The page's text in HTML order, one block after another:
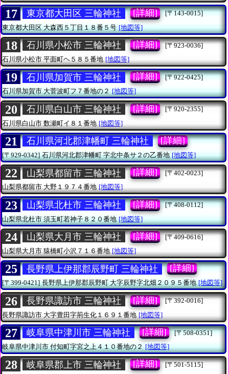
17 東京都大田区 三輪神社 [詳細]
[〒143-0015]
東京都大田区大森西５丁目１８番５号 [地図等]
18 石川県小松市 三輪神社 [詳細]
[〒923-0036]
石川県小松市 平面町ヘ５８５番地 [地図等]
19 石川県加賀市 三輪神社 [詳細]
[〒922-0425]
石川県加賀市大菅波町フ７番地の２ [地図等]
20 石川県白山市 三輪神社 [詳細]
[〒920-2355]
石川県白山市 数瀬町イ８１番地 [地図等]
21 石川県河北郡津幡町 三輪神社 [詳細]
[〒929-0342] 石川県河北郡津幡町字北中条サ２の乙番地 [地図等]
22 山梨県都留市 三輪神社 [詳細]
[〒402-0023]
山梨県都留市大野１９７４番地 [地図等]
23 山梨県北杜市 三輪神社 [詳細]
[〒408-0112]
山梨県北杜市須玉町若神子８２０番地 [地図等]
24 山梨県大月市 三輪神社 [詳細]
[〒409-0616]
山梨県大月市 猿橋町小沢７１６番地 [地図等]
25 長野県上伊那郡辰野町 三輪神社 [詳細]
[〒399-0421] 長野県上伊那郡辰野町大字辰野字北畑２０９５番地 [地図等]
26 長野県諏訪市 三輪神社 [詳細]
[〒392-0016]
長野県諏訪市 大字豊田字荊生化１６９１番地 [地図等]
27 岐阜県中津川市 三輪神社 [詳細]
[〒508-0351]
岐阜県中津川市付知町字宮之上４１０番地の２ [地図等]
28 岐阜県郡上市 三輪神社 [詳細]
[〒501-5115]